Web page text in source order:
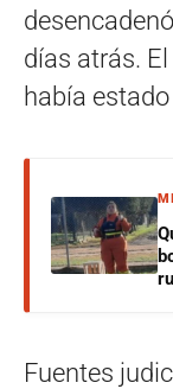
días atrás.
había
Fuentes